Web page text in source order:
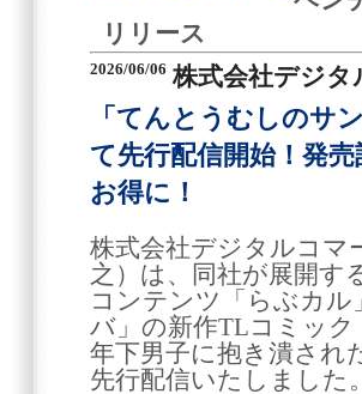
リリース
2026/06/06 株式会社デジタ
「てんとうむしのサ
て先行配信開始！発
お得に！
株式会社デジタルコマ
之）は、同社が展開す
コンテンツ「らぶカ
バ」の新作TLコミッ
年下男子に抱き潰され
先行配信いたしました。